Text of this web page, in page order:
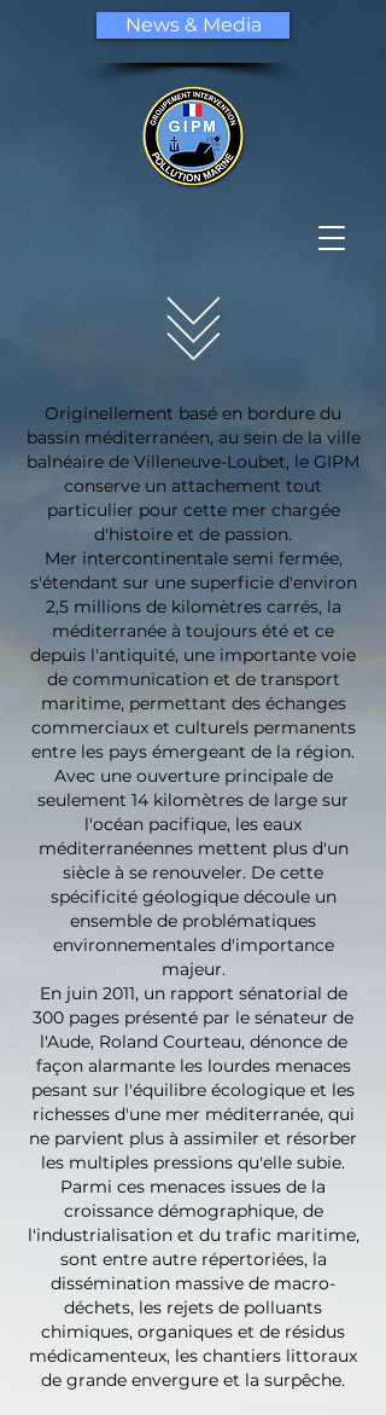
News & Media
Originellement basé en bordure du
bassin méditerranéen, au sein de la ville
balnéaire de Villeneuve-Loubet, le GIPM
conserve un attachement tout
particulier pour cette mer chargée
d'histoire et de passion.
Mer intercontinentale semi fermée,
s'étendant sur une superficie d'environ
2,5 millions de kilomètres carrés, la
méditerranée à toujours été et ce
depuis l'antiquité, une importante voie
de communication et de transport
maritime, permettant des échanges
commerciaux et culturels permanents
entre les pays émergeant de la région.
Avec une ouverture principale de
seulement 14 kilomètres de large sur
l'océan pacifique, les eaux
méditerranéennes mettent plus d'un
siècle à se renouveler. De cette
spécificité géologique découle un
ensemble de problématiques
environnementales d'importance
majeur.
En juin 2011, un rapport sénatorial de
300 pages présenté par le sénateur de
l'Aude, Roland Courteau, dénonce de
façon alarmante les lourdes menaces
pesant sur l'équilibre écologique et les
richesses d'une mer méditerranée, qui
ne parvient plus à assimiler et résorber
les multiples pressions qu'elle subie.
Parmi ces menaces issues de la
croissance démographique, de
l'industrialisation et du trafic maritime,
sont entre autre répertoriées, la
dissémination massive de macro-
déchets, les rejets de polluants
chimiques, organiques et de résidus
médicamenteux, les chantiers littoraux
de grande envergure et la surpêche.